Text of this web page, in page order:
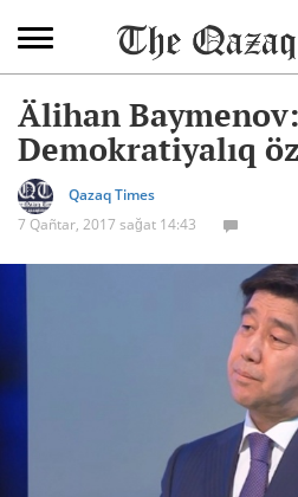
Älihan Baymenov:
Demokratiyalıq
Qazaq Times
7 Qañtar, 2017 sağat 14:43